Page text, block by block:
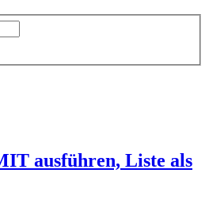
ausführen, Liste als